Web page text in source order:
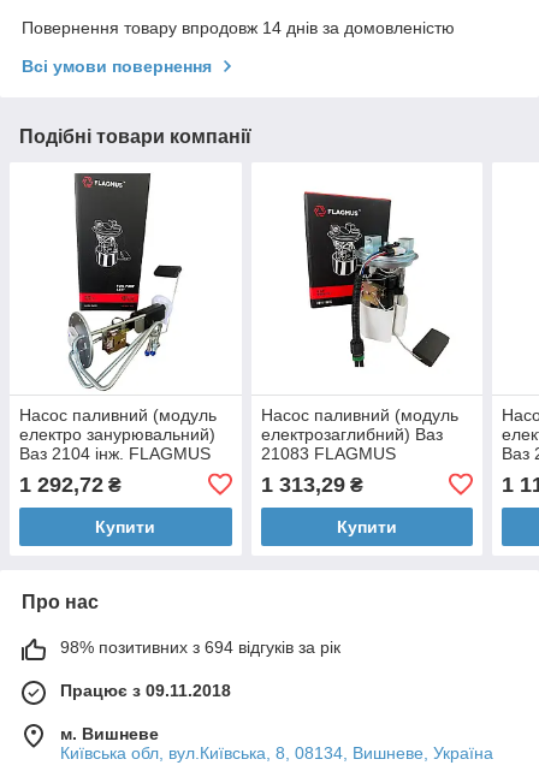
Повернення товару впродовж 14 днів за домовленістю
Всі умови повернення
Подібні товари компанії
Насос паливний (модуль
електро занурювальний)
Ваз 2104 інж. FLAGMUS
1 292,72 ₴
Купити
Насос паливний (модуль
електрозаглибний) Ваз
21083 FLAGMUS
1 313,29₴
Купити
Ваз
1
Про нас
98% позитивних з 694 відгуків за рік
Працює з 09.11.2018
м. Вишневе
Київська обл, вул.Київська, 8, 08134, Вишневе, Україна